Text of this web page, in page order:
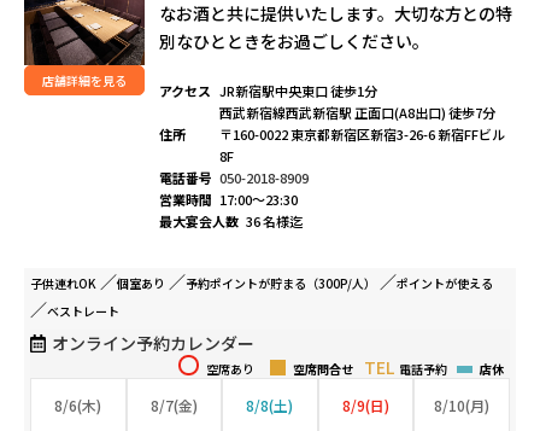
店舗詳細を見る
なお酒と共に提供いたします。⼤切な⽅との特
別なひとときをお過ごしください。
アクセス JR新宿駅中央東口 徒歩1分
西武新宿線西武新宿駅 正面口(A8出口) 徒歩7分
住所
〒160-0022 東京都新宿区新宿3-26-6 新宿FFビル
8F
電話番号 050-2018-8909
営業時間 17:00～23:30
最大宴会人数 36 名様迄
子供連れOK 個室あり 予約ポイントが貯まる（300P/人） ポイントが使える
ベストレート
オンライン予約カレンダー
店休
電話予約
空席問合せ
空席あり
8/6(木) 8/7(金) 8/8(土) 8/9(日) 8/10(月)